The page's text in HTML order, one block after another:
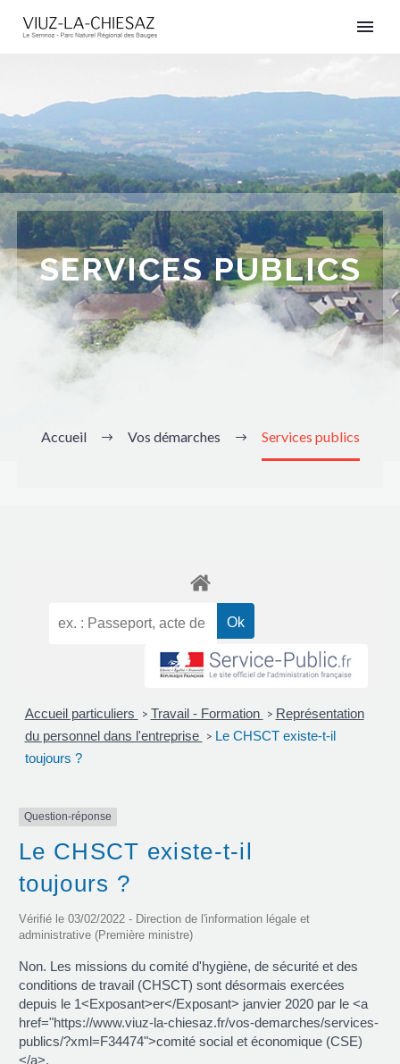
SERVICES PUBLICS
Accueil Vos démarches Services publics
Accueil particuliers > Travail - Formation > Représentation
du personnel dans l'entreprise > Le CHSCT existe-t-il
toujours ?
Question-réponse
Le CHSCT existe-t-il
toujours ?
Vérifié le 03/02/2022 - Direction de l'information légale et
administrative (Première ministre)
Non. Les missions du comité d'hygiène, de sécurité et des
conditions de travail (CHSCT) sont désormais exercées
depuis le 1<Exposant>er</Exposant> janvier 2020 par le <a
href="https://www.viuz-la-chiesaz.fr/vos-demarches/services-
publics/?xml=F34474">comité social et économique (CSE)
</a>.